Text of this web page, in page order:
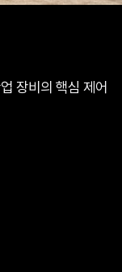
장비의 핵심 제어